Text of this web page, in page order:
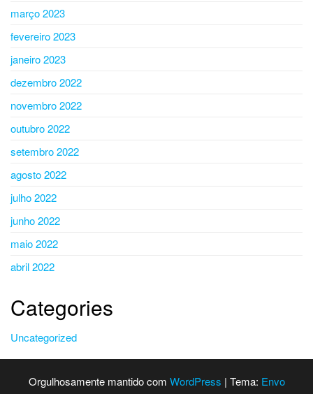
março 2023
fevereiro 2023
janeiro 2023
dezembro 2022
novembro 2022
outubro 2022
setembro 2022
agosto 2022
julho 2022
junho 2022
maio 2022
abril 2022
Categories
Uncategorized
Orgulhosamente mantido com WordPress | Tema: Envo